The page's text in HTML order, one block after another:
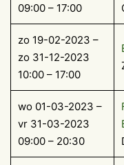
09:00 – 17:00
zo 19-02-2023 –
zo 31-12-2023
10:00 – 17:00
wo 01-03-2023 –
vr 31-03-2023
09:00 – 20:30